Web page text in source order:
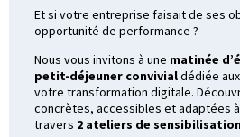
Et si votre entreprise faisait de ses
opportunité de performance ?
Nous vous invitons à une matinée
petit-déjeuner convivialdédiée
votre transformation digitale.
concrètes, accessibles et adaptées
travers 2 ateliers de